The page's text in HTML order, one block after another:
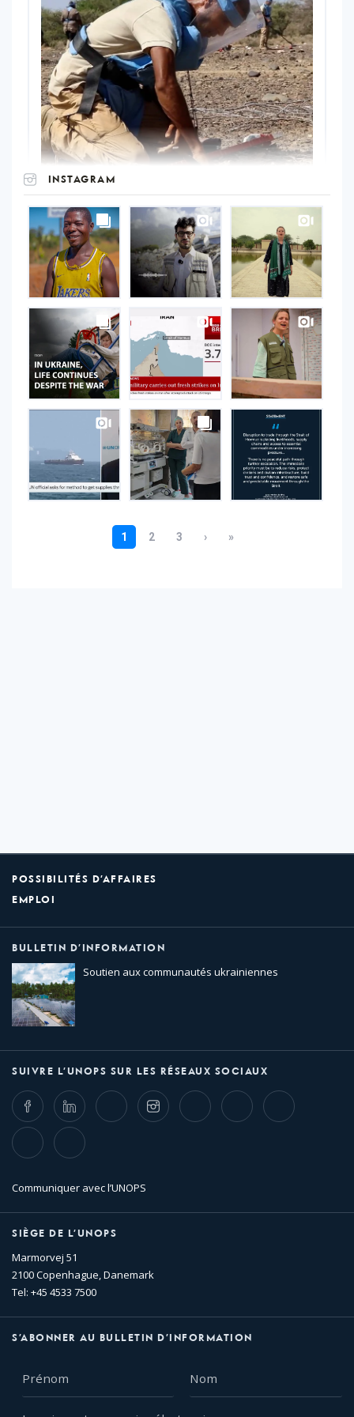
INSTAGRAM
UNOPS
on
Instagram
POSSIBILITÉS D’AFFAIRES
EMPLOI
BULLETIN D’INFORMATION
Soutien aux communautés ukrainiennes
SUIVRE L’UNOPS SUR LES RÉSEAUX SOCIAUX
FacebookLinkedIn Twitter InstagramWhatsappBluesky Threads
TikTok Flickr
Communiquer avec l’UNOPS
SIÈGE DE L’UNOPS
Marmorvej 51
2100 Copenhague, Danemark
Tel: +45 4533 7500
S’ABONNER AU BULLETIN D’INFORMATION